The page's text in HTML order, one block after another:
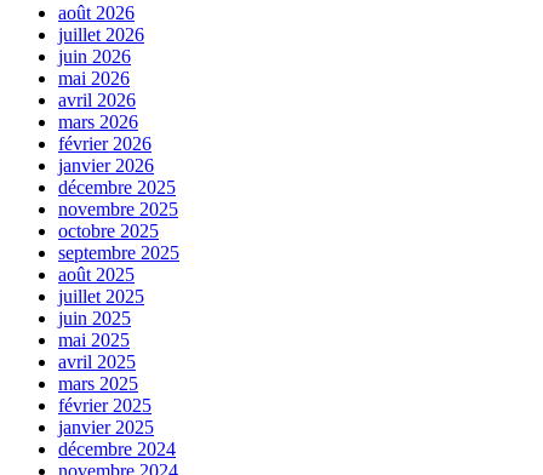
août 2026
juillet 2026
juin 2026
mai 2026
avril 2026
mars 2026
février 2026
janvier 2026
décembre 2025
novembre 2025
octobre 2025
septembre 2025
août 2025
juillet 2025
juin 2025
mai 2025
avril 2025
mars 2025
février 2025
janvier 2025
décembre 2024
novembre 2024